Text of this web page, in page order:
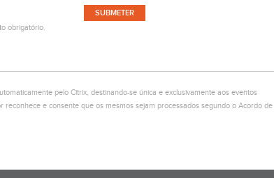
obrigatório.
pelo Citrix, destinando-se única e exclusivamente aos eventos
reconhece e consente que os mesmos sejam processados segundo o Acordo de